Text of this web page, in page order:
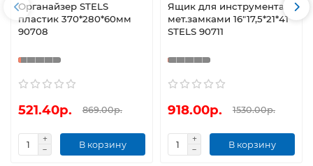
Органайзер STELS
пластик 370*280*60мм
90708
521.40р. 869.00р.
В корзину
Ящик для инструмента с
мет.замками 16"17,5*21*41
STELS 90711
918.00р. 1530.00р.
В корзину